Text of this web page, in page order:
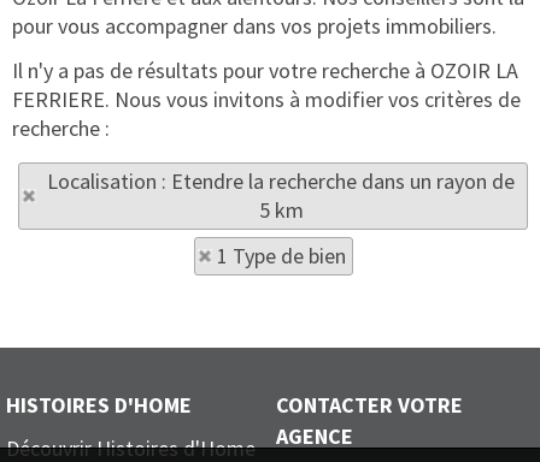
pour vous accompagner dans vos projets immobiliers.
Il n'y a pas de résultats pour votre recherche à OZOIR LA
FERRIERE. Nous vous invitons à modifier vos critères de
recherche :
Localisation : Etendre la recherche dans un rayon de
5 km
1 Type de bien
HISTOIRES D'HOME
Découvrir Histoires d'Home
CONTACTER VOTRE
AGENCE